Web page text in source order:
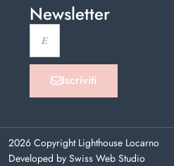
Newsletter
Iscriviti
2026 Copyright Lighthouse Locarno
Developed by Swiss Web Studio